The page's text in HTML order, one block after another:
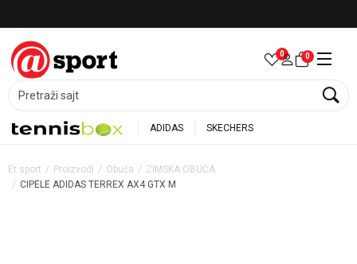
Pretraži sajt
0 0
ADIDAS SKECHERS
Et sport Proizvodi Obuća
ZIMSKA OBUĆA
CIPELE ADIDAS TERREX AX4 GTX M